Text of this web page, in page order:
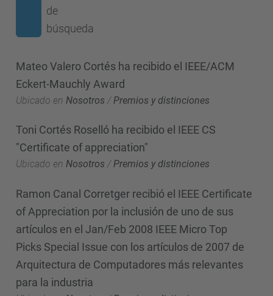
de
búsqueda
Mateo Valero Cortés ha recibido el IEEE/ACM
Eckert-Mauchly Award
Ubicado en Nosotros / Premios y distinciones
Toni Cortés Roselló ha recibido el IEEE CS
"Certificate of appreciation"
Ubicado en Nosotros /Premios y distinciones
Ramon Canal Corretger recibió el IEEE Certificate
of Appreciation por la inclusión de uno de sus
artículos en el Jan/Feb 2008 IEEE Micro Top
Picks Special Issue con los artículos de 2007 de
Arquitectura de Computadores más relevantes
para la industria